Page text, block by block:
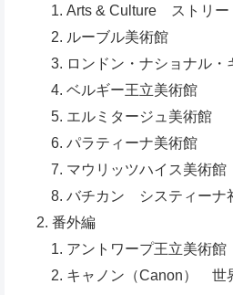
Arts & Culture ストリー
ルーブル美術館
ロンドン・ナショナル・
ベルギー王立美術館
エルミタージュ美術館
パラティーナ美術館
マウリッツハイス美術館
バチカン システィーナ
番外編
アントワープ王立美術館
キャノン（Canon） 世